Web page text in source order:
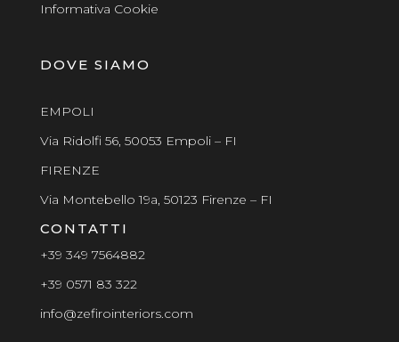
Informativa Cookie
DOVE SIAMO
EMPOLI
Via Ridolfi 56, 50053 Empoli – FI
FIRENZE
Via Montebello 19a, 50123 Firenze – FI
CONTATTI
+39 349 7564882
+39 0571 83 322
info@zefirointeriors.com